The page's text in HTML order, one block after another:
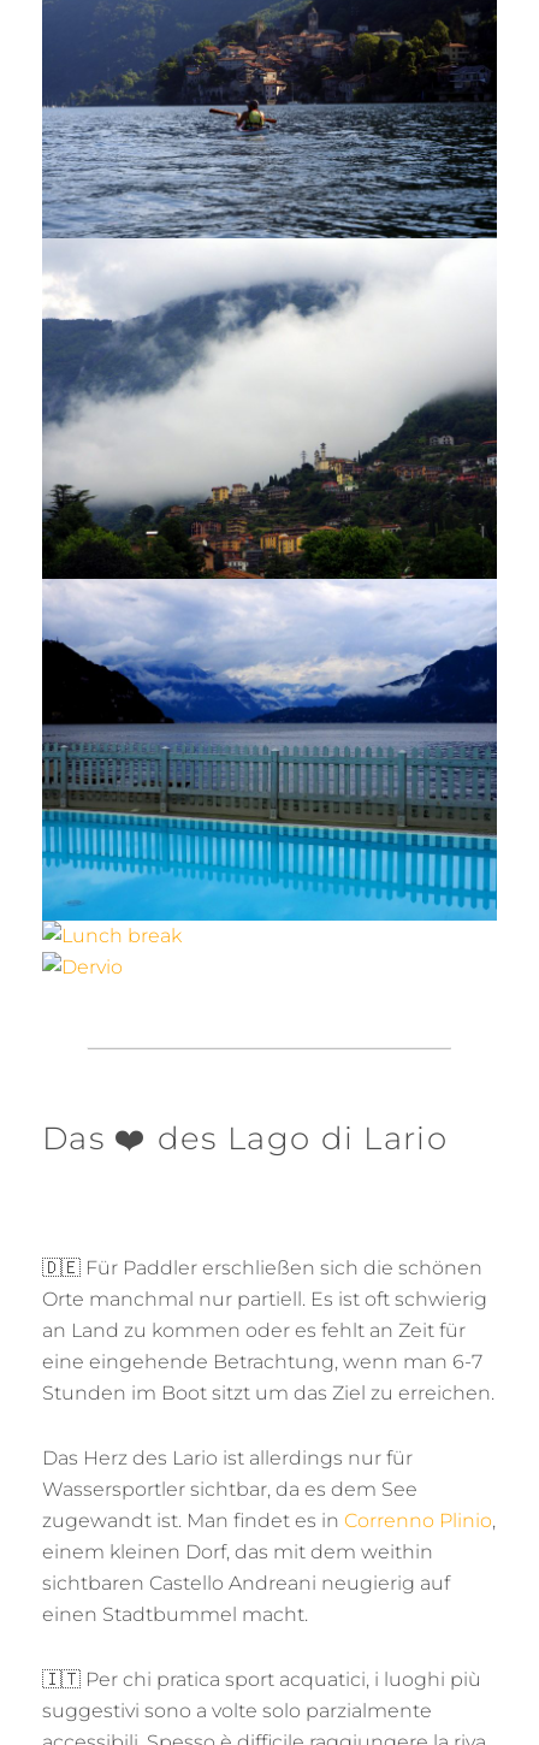
Das ❤️ des Lago di Lario
🇩🇪 Für Paddler erschließen sich die schönen
Orte manchmal nur partiell. Es ist oft schwierig
an Land zu kommen oder es fehlt an Zeit für
eine eingehende Betrachtung, wenn man 6-7
Stunden im Boot sitzt um das Ziel zu erreichen.
Das Herz des Lario ist allerdings nur für
Wassersportler sichtbar, da es dem See
zugewandt ist. Man findet es in Correnno Plinio,
einem kleinen Dorf, das mit dem weithin
sichtbaren Castello Andreani neugierig auf
einen Stadtbummel macht.
🇮🇹 Per chi pratica sport acquatici, i luoghi più
suggestivi sono a volte solo parzialmente